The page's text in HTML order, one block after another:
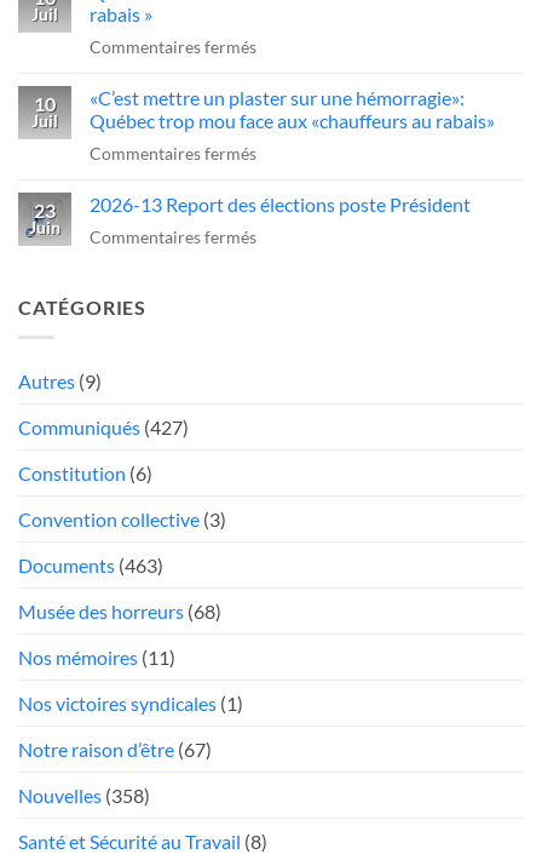
un
qui
manœuvre
dangereuse
pour
des
camions
au
Juil
rabais »
Commentaires ferméssur
serre
la
vis
chauffeurs
de
10
Juil
«C’est mettre un plaster sur une hémorragie»:
Québec trop mou face aux «chauffeurs au rabais»
Commentaires ferméssur
mettre
un
23
Juin
2026-13 Report des élections poste Président
Commentaires ferméssur
CATÉGORIES
Autres (9)
Communiqués (427)
Constitution (6)
Convention collective (3)
Documents (463)
Musée des horreurs (68)
Nos mémoires (11)
Nos victoires syndicales (1)
Notre raison d’être (67)
Nouvelles (358)
Santé et Sécurité au Travail (8)